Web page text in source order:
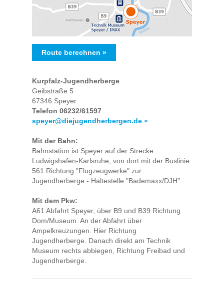
Route berechnen »
Kurpfalz-Jugendherberge
Geibstraße 5
67346 Speyer
Telefon 06232/61597
speyer@diejugendherbergen.de »
Mit der Bahn:
Bahnstation ist Speyer auf der Strecke
Ludwigshafen-Karlsruhe, von dort mit der Buslinie
561 Richtung "Flugzeugwerke" zur
Jugendherberge - Haltestelle "Bademaxx/DJH".
Mit dem Pkw:
A61 Abfahrt Speyer, über B9 und B39 Richtung
Dom/Museum. An der Abfahrt über
Ampelkreuzungen. Hier Richtung
Jugendherberge. Danach direkt am Technik
Museum rechts abbiegen, Richtung Freibad und
Jugendherberge.